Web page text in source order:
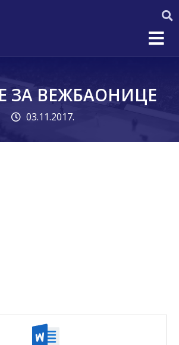
ЗА ВЕЖБАОНИЦЕ
03.11.2017.